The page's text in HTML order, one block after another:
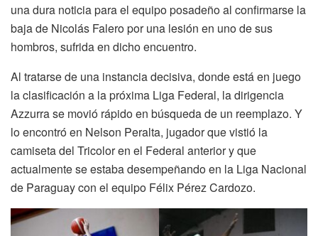
una dura noticia para el equipo posadeño al confirmarse la
baja de Nicolás Falero por una lesión en uno de sus
hombros, sufrida en dicho encuentro.
Al tratarse de una instancia decisiva, donde está en juego
la clasificación a la próxima Liga Federal, la dirigencia
Azzurra se movió rápido en búsqueda de un reemplazo. Y
lo encontró en Nelson Peralta, jugador que vistió la
camiseta del Tricolor en el Federal anterior y que
actualmente se estaba desempeñando en la Liga Nacional
de Paraguay con el equipo Félix Pérez Cardozo.